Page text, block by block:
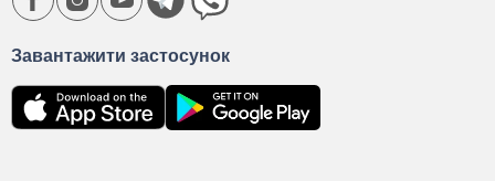
Завантажити застосунок